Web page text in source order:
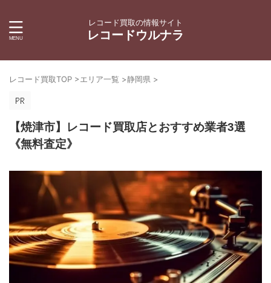
レコード買取の情報サイト
レコードウルナラ
レコード買取TOP >エリア一覧 >静岡県 >
【焼津市】レコード買取店とおすすめ業者3選
《無料査定》